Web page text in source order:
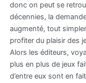
donc on peut se
décennies, la
augmenté, tout
profiter du plaisir des
Alors les éditeurs,
plus en plus de jeux
d’entre eux sont en